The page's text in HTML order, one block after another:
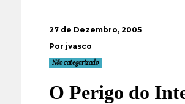
27 de Dezembro, 2005
Por jvasco
Não categorizado
O Perigo do